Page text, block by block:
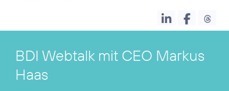
BDI Webtalk mit CEO Markus
Haas